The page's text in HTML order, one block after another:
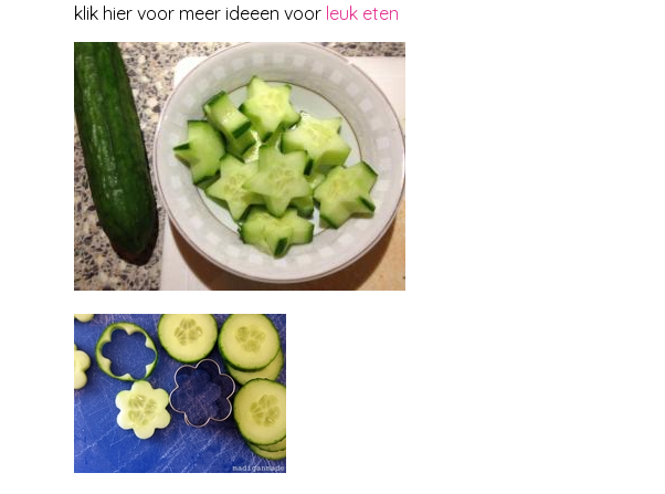
klik hier voor meer ideeen voor leuk eten